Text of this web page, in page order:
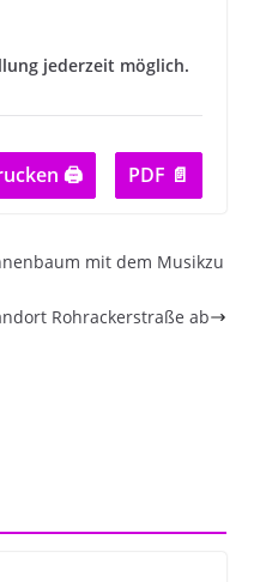
jederzeit möglich.
🖨 PDF 📄
mit dem Musikzu
Rohrackerstraße ab